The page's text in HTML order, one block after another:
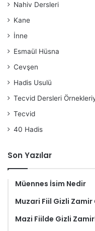
Nahiv Dersleri
Kane
İnne
Esmaül Hüsna
Cevşen
Hadis Usulü
Tecvid Dersleri
Tecvid
40 Hadis
Son Yazılar
Müennes İsim Nedir
Muzari Fiil Gizli Zamir
Mazi Fiilde Gizli